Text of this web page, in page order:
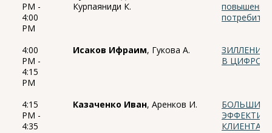
PM -
4:00
PM
Курпаяниди К.
повышения
4:00
PM -
4:15
PM
Исаков Ифраим, Гукова А.
В
4:15
PM -
4:35
Казаченко Иван, Аренков И.
БОЛЬШИЕ